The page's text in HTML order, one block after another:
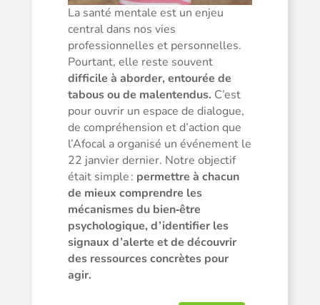
La santé mentale est un enjeu
central dans nos vies
professionnelles et personnelles.
Pourtant, elle reste souvent
difficile à aborder, entourée de
tabous ou de malentendus. C’est
pour ouvrir un espace de dialogue,
de compréhension et d’action que
l’Afocal a organisé un événement le
22 janvier dernier. Notre objectif
était simple : permettre à chacun
de mieux comprendre les
mécanismes du bien‑être
psychologique, d’identifier les
signaux d’alerte et de découvrir
des ressources concrètes pour
agir.